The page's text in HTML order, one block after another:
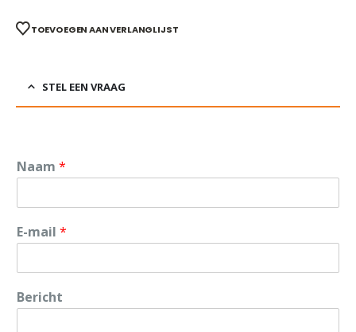
TOEVOEGEN AAN VERLANGLIJST
STEL EEN VRAAG
Naam *
E-mail *
Bericht